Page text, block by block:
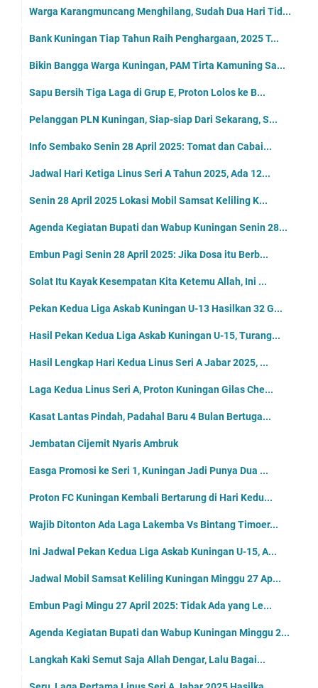
Warga Karangmuncang Menghilang, Sudah Dua Hari Tid...
Bank Kuningan Tiap Tahun Raih Penghargaan, 2025 T...
Bikin Bangga Warga Kuningan, PAM Tirta Kamuning Sa...
Sapu Bersih Tiga Laga di Grup E, Proton Lolos ke B...
Pelanggan PLN Kuningan, Siap-siap Dari Sekarang, S...
Info Sembako Senin 28 April 2025: Tomat dan Cabai...
Jadwal Hari Ketiga Linus Seri A Tahun 2025, Ada 12...
Senin 28 April 2025 Lokasi Mobil Samsat Keliling K...
Agenda Kegiatan Bupati dan Wabup Kuningan Senin 28...
Embun Pagi Senin 28 April 2025: Jika Dosa itu Berb...
Solat Itu Kayak Kesempatan Kita Ketemu Allah, Ini ...
Pekan Kedua Liga Askab Kuningan U-13 Hasilkan 32 G...
Hasil Pekan Kedua Liga Askab Kuningan U-15, Turang...
Hasil Lengkap Hari Kedua Linus Seri A Jabar 2025, ...
Laga Kedua Linus Seri A, Proton Kuningan Gilas Che...
Kasat Lantas Pindah, Padahal Baru 4 Bulan Bertuga...
Jembatan Cijemit Nyaris Ambruk
Easga Promosi ke Seri 1, Kuningan Jadi Punya Dua ...
Proton FC Kuningan Kembali Bertarung di Hari Kedu...
Wajib Ditonton Ada Laga Lakemba Vs Bintang Timoer...
Ini Jadwal Pekan Kedua Liga Askab Kuningan U-15, A...
Jadwal Mobil Samsat Keliling Kuningan Minggu 27 Ap...
Embun Pagi Mingu 27 April 2025: Tidak Ada yang Le...
Agenda Kegiatan Bupati dan Wabup Kuningan Minggu 2...
Langkah Kaki Semut Saja Allah Dengar, Lalu Bagai...